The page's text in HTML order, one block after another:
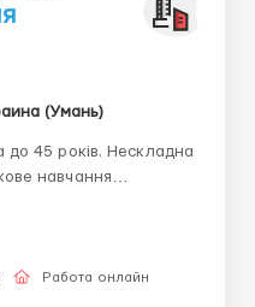
(Умань)
до 45 років. Нескладна
навчання
потрібно. Наявність
пишіть в telegram + 38068 584 84 08 @robo...
Работа онлайн